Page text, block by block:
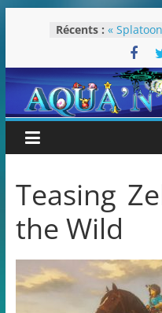
Récents : «
« Dans
Potter »
Pokémon
Attentes
Teasing
the Wild